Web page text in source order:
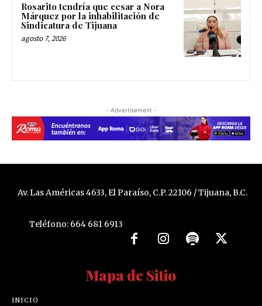
Rosarito tendría que cesar a Nora
Márquez por la inhabilitación de
Sindicatura de Tijuana
agosto 7, 2026
- Advertisement -
Av. Las Américas 4633, El Paraíso, C.P. 22106 / Tijuana, B.C.
Teléfono: 664 681 6913
Mapa de Sitio
INICIO